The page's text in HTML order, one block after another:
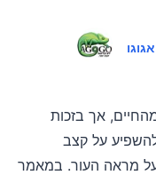
אגוגו
אך בזכות
להשפיע על קצב
מראה העור. במאמר